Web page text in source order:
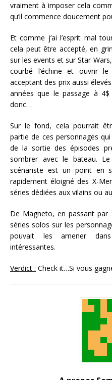
vraiment à imposer cela
qu’il commence doucement
Et comme j’ai l’esprit mal
cela peut être accepté, en
sur les events et sur Star
courbé l’échine et ouvrir
acceptant des prix aussi
années que le passage à
donc…
Sur le fond, cela pourrait
partie de ces personnages
de la sortie des épisodes
sombrer avec le bateau.
scénariste est un point en
rapidement éloigné des X-
séries dédiées aux vilains ou
De Magneto, en passant
séries solos sur les
pouvait les amener
intéressantes.
Verdict : Check it…Si vous